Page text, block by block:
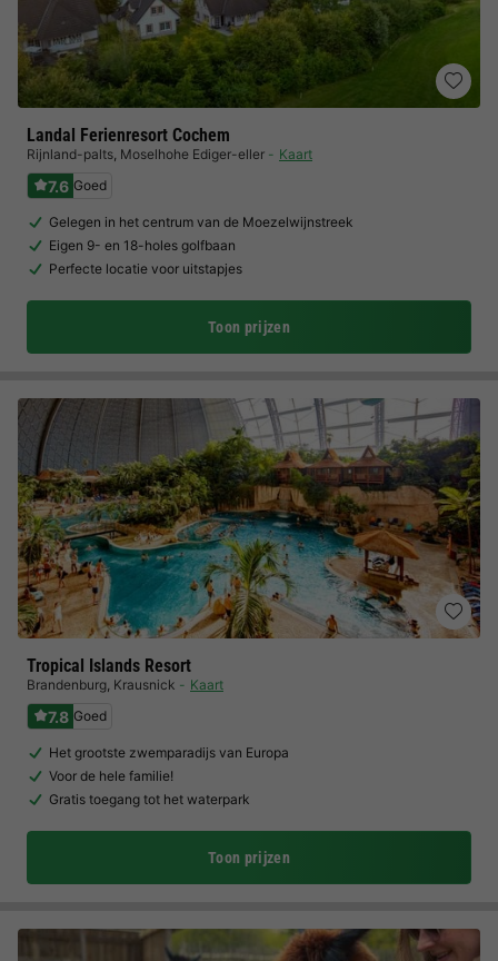
Landal Ferienresort Cochem
Rijnland-palts, Moselhohe Ediger-eller Kaart
7.6 Goed
Gelegen in het centrum van de Moezelwijnstreek
Eigen 9- en 18-holes golfbaan
Perfecte locatie voor uitstapjes
Toon prijzen
Tropical Islands Resort
Brandenburg, Krausnick Kaart
7.8 Goed
Het grootste zwemparadijs van Europa
Voor de hele familie!
Gratis toegang tot het waterpark
Toon prijzen